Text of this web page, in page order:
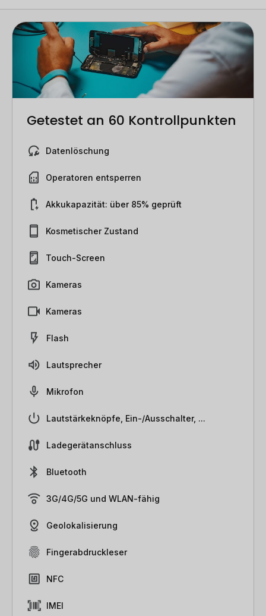
Getestet an 60 Kontrollpunkten
Datenlöschung
Operatoren entsperren
Akkukapazität: über 85% geprüft
Kosmetischer Zustand
Touch-Screen
Kameras
Kameras
Flash
Lautsprecher
Mikrofon
Lautstärkeknöpfe, Ein-/Ausschalter, ...
Ladegerätanschluss
Bluetooth
3G/4G/5G und WLAN-fähig
Geolokalisierung
Fingerabdruckleser
NFC
IMEI